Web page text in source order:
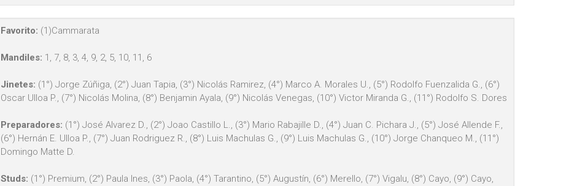
Favorito: (1)Cammarata
Mandiles: 1, 7, 8, 3, 4, 9, 2, 5, 10, 11, 6
Jinetes: (1°) Jorge Zúñiga, (2°) Juan Tapia, (3°) Nicolás Ramirez, (4°) Marco A. Morales U., (5°) Rodolfo Fuenzalida G., (6°)
Oscar Ulloa P., (7°) Nicolás Molina, (8°) Benjamin Ayala, (9°) Nicolás Venegas, (10°) Victor Miranda G., (11°) Rodolfo S. Dores
Preparadores: (1°) José Alvarez D., (2°) Joao Castillo L., (3°) Mario Rabajille D., (4°) Juan C. Pichara J., (5°) José Allende F.,
(6°) Hernán E. Ulloa P., (7°) Juan Rodriguez R., (8°) Luis Machulas G., (9°) Luis Machulas G., (10°) Jorge Chanqueo M., (11°)
Domingo Matte D.
Studs: (1°) Premium, (2°) Paula Ines, (3°) Paola, (4°) Tarantino, (5°) Augustín, (6°) Merello, (7°) Vigalu, (8°) Cayo, (9°) Cayo,